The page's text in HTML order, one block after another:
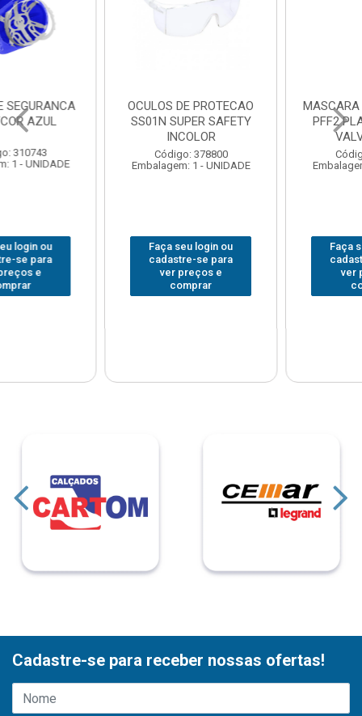
OCULOS DE PROTECAO
SS01N SUPER SAFETY
Embalagem: 1 - UNIDADE
Faça seu login ou
cadastre-se para
MASCARA DESCARTAVEL
PFF2 PLASTCOR COM
Embalagem: 1 - UNIDADE
Faça seu login ou
cadastre-se para
Cadastre-se para receber nossas ofertas!